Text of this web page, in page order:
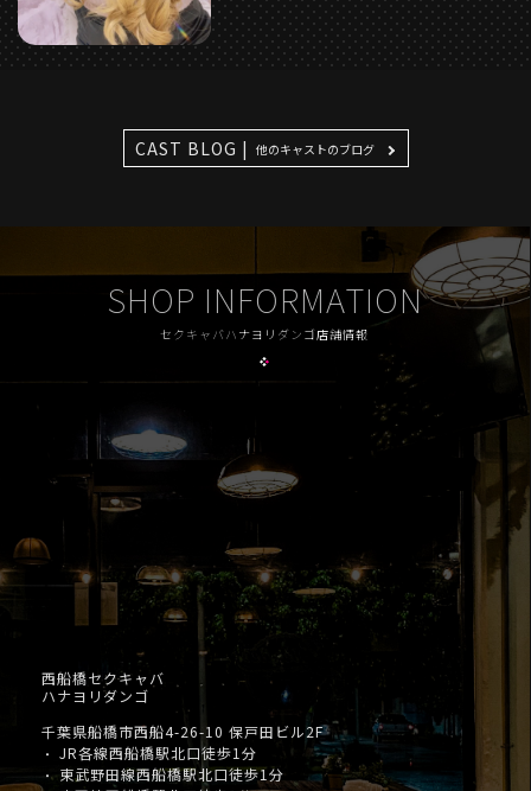
CAST BLOG | 他のキャストのブログ
SHOP INFORMATION
セクキャバハナヨリダンゴ店舗情報
西船橋セクキャバ
ハナヨリダンゴ
千葉県船橋市西船4-26-10 保戸田ビル2F
・ JR各線西船橋駅北口徒歩1分
・東武野田線西船橋駅北口徒歩1分